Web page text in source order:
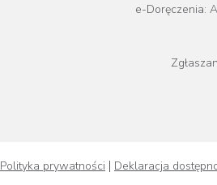
e-Doręczenia:
Polityka prywatności Deklaracja